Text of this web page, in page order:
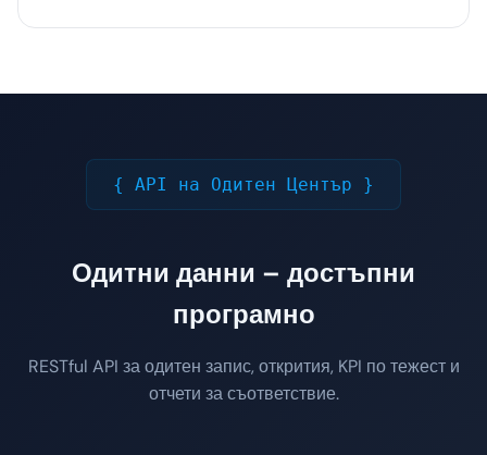
{ API на Одитен Център }
Одитни данни – достъпни
програмно
RESTful API за одитен запис, открития, KPI по тежест и
отчети за съответствие.